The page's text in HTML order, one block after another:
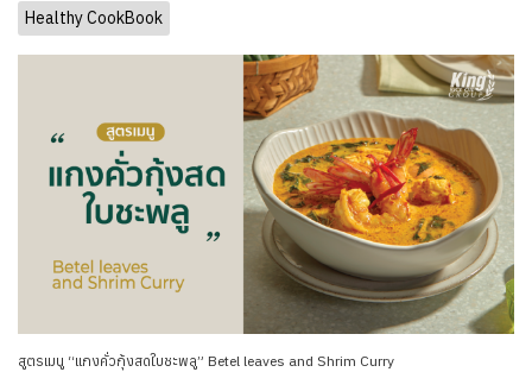
Healthy CookBook
สูตรเมนู “แกงคั่วกุ้งสดใบชะพลู” Betel leaves and Shrim Curry